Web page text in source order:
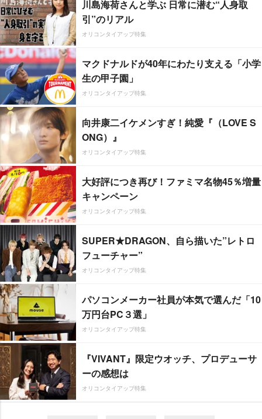
川島海荷さんと学ぶ 日常に潜む“人身取
引”のリアル
オリコンタイアップ特集
マクドナルドが40年にわたり支える「小学
生の甲子園」
オリコンタイアップ特集
向井康二イケメンすぎ！純愛『（LOVE S
ONG）』
オリコンタイアップ特集
大好評につき再び！ファミマ名物45％増量
キャンペーン
オリコンタイアップ特集
SUPER★DRAGON、自ら描いた”レトロ
フューチャー”
オリコンタイアップ特集
パソコンメーカー社員が本気で選んだ「10
万円台PC３選」
オリコンタイアップ特集
『VIVANT』限定ウオッチ、プロデューサ
ーの感想は
オリコンタイアップ特集